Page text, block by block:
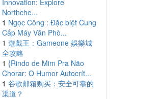
Innovation: Explore
Northche...
1 Ngọc Công : Đặc biệt Cung
Cấp Máy Văn Phò...
1 遊戲王：Gameone 娛樂城
全攻略
1 {Rindo de Mim Pra Não
Chorar: O Humor Autocrít...
1 谷歌邮箱购买：安全可靠的
渠道？